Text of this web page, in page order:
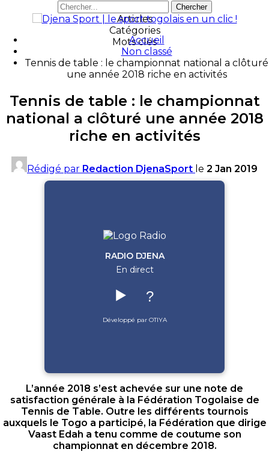
Articles
Catégories
Mots clés
Accueil
Non classé
Tennis de table : le championnat national a clôturé
une année 2018 riche en activités
Tennis de table : le championnat
national a clôturé une année 2018
riche en activités
Rédigé par Redaction DjenaSport le 2 Jan 2019
RADIO DJENA
En direct
▶️ ?
Développé par OTIYA
L’année 2018 s’est achevée sur une note de
satisfaction générale à la Fédération Togolaise de
Tennis de Table. Outre les différents tournois
auxquels le Togo a participé, la Fédération que dirige
Vaast Edah a tenu comme de coutume son
championnat en décembre 2018.